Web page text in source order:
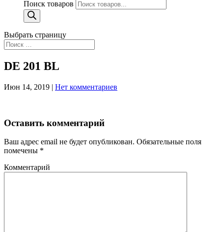
Поиск товаров
Выбрать страницу
DE 201 BL
Июн 14, 2019 | Нет комментариев
Оставить комментарий
Ваш адрес email не будет опубликован. Обязательные поля
помечены *
Комментарий